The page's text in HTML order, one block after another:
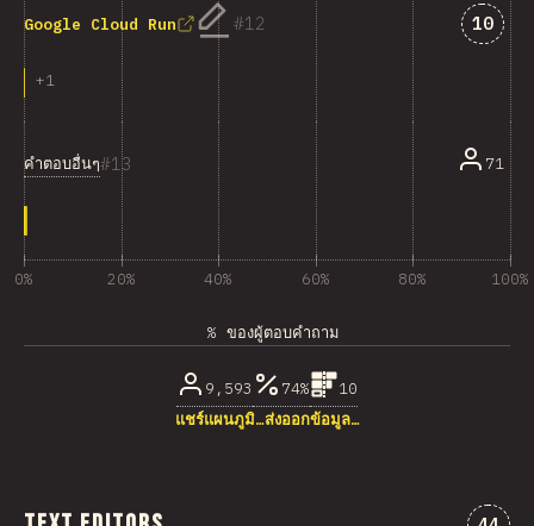
12
Google Cloud Run
+1
คำตอบ
10
13
คำตอบอื่นๆ 71
0% 20% 40% 60% 80% 100%
% ของผู้ตอบคำถาม
9,593 74%
10
แชร์แผนภูมิ…ส่งออกข้อมูล…